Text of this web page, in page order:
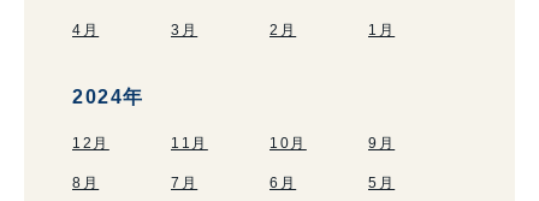
4月 3月 2月 1月
2024年
12月 11月 10月 9月
8月 7月 6月 5月